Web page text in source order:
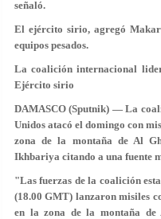
señaló.
El ejército sirio, agregó
equipos pesados.
La coalición internacional
Ejército sirio
DAMASCO (Sputnik) — La
Unidos atacó el domingo con
zona de la montaña de Al
Ikhbariya citando a una fuente
"Las fuerzas de la coalición
(18.00 GMT) lanzaron misiles
en la zona de la montaña